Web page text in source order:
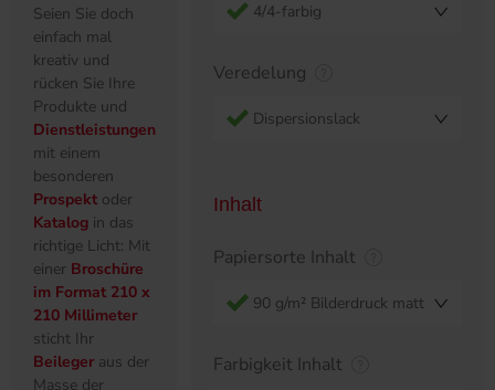
Seien Sie doch
einfach mal
kreativ und
rücken Sie Ihre
Produkte und
Dienstleistungen
mit einem
besonderen
Prospekt oder
Katalog in das
richtige Licht: Mit
einer Broschüre
im Format 210 x
210 Millimeter
sticht Ihr
Beileger aus der
Masse der
4/4-farbig
Veredelung
Dispersionslack
Inhalt
Papiersorte Inhalt
90 g/m² Bilderdruck matt
Farbigkeit Inhalt